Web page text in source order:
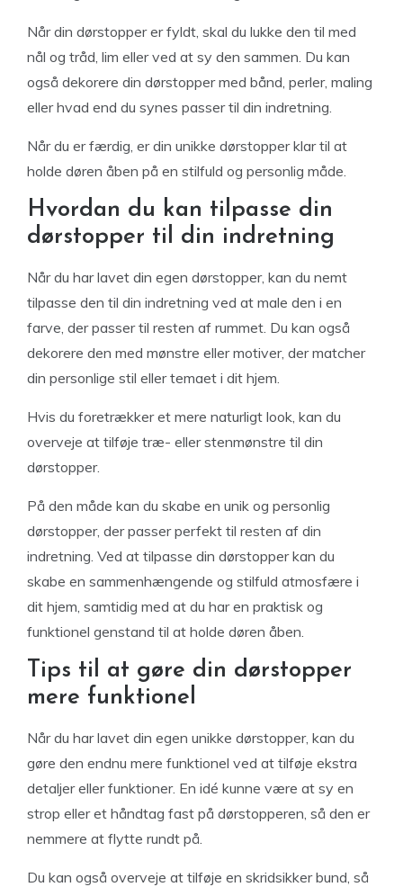
Når din dørstopper er fyldt, skal du lukke den til med
nål og tråd, lim eller ved at sy den sammen. Du kan
også dekorere din dørstopper med bånd, perler, maling
eller hvad end du synes passer til din indretning.
Når du er færdig, er din unikke dørstopper klar til at
holde døren åben på en stilfuld og personlig måde.
Hvordan du kan tilpasse din
dørstopper til din indretning
Når du har lavet din egen dørstopper, kan du nemt
tilpasse den til din indretning ved at male den i en
farve, der passer til resten af rummet. Du kan også
dekorere den med mønstre eller motiver, der matcher
din personlige stil eller temaet i dit hjem.
Hvis du foretrækker et mere naturligt look, kan du
overveje at tilføje træ- eller stenmønstre til din
dørstopper.
På den måde kan du skabe en unik og personlig
dørstopper, der passer perfekt til resten af din
indretning. Ved at tilpasse din dørstopper kan du
skabe en sammenhængende og stilfuld atmosfære i
dit hjem, samtidig med at du har en praktisk og
funktionel genstand til at holde døren åben.
Tips til at gøre din dørstopper
mere funktionel
Når du har lavet din egen unikke dørstopper, kan du
gøre den endnu mere funktionel ved at tilføje ekstra
detaljer eller funktioner. En idé kunne være at sy en
strop eller et håndtag fast på dørstopperen, så den er
nemmere at flytte rundt på.
Du kan også overveje at tilføje en skridsikker bund, så